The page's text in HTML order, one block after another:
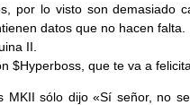
por lo visto son demasiado
datos que no hacen falta.
II.
$Hyperboss, que te va a
MKII sólo dijo «Sí señor, no